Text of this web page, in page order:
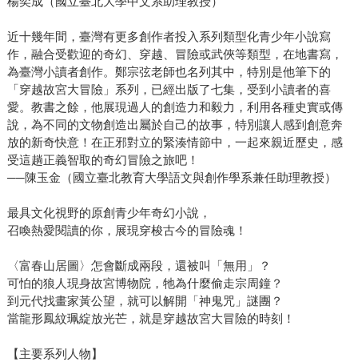
近十幾年間，臺灣有更多創作者投入系列類型化青少年小說寫
作，融合受歡迎的奇幻、穿越、冒險或武俠等類型，在地書寫，
為臺灣小讀者創作。鄭宗弦老師也名列其中，特別是他筆下的
「穿越故宮大冒險」系列，已經出版了七集，受到小讀者的喜
愛。教書之餘，他展現過人的創造力和毅力，利用各種史實或傳
說，為不同的文物創造出屬於自己的故事，特別讓人感到創意奔
放的新奇快意！在正邪對立的緊湊情節中，一起來親近歷史，感
受這趟正義智取的奇幻冒險之旅吧！
──陳玉金（國立臺北教育大學語文與創作學系兼任助理教授）
最具文化視野的原創青少年奇幻小說，
召喚熱愛閱讀的你，展現穿梭古今的冒險魂！
〈富春山居圖〉怎會斷成兩段，還被叫「無用」？
可怕的狼人現身故宮博物院，牠為什麼偷走宗周鐘？
到元代找畫家黃公望，就可以解開「神鬼咒」謎團？
當龍形鳳紋珮綻放光芒，就是穿越故宮大冒險的時刻！
【主要系列人物】